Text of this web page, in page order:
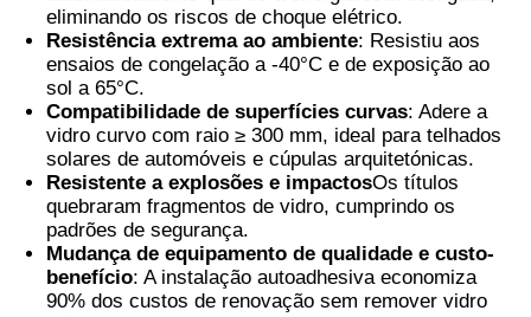
eliminando os riscos de choque elétrico.
Resistência extrema ao ambiente: Resistiu aos
ensaios de congelação a -40°C e de exposição ao
sol a 65°C.
Compatibilidade de superfícies curvas: Adere a
vidro curvo com raio ≥ 300 mm, ideal para telhados
solares de automóveis e cúpulas arquitetónicas.
Resistente a explosões e impactosOs títulos
quebraram fragmentos de vidro, cumprindo os
padrões de segurança.
Mudança de equipamento de qualidade e custo-
benefício: A instalação autoadhesiva economiza
90% dos custos de renovação sem remover vidro